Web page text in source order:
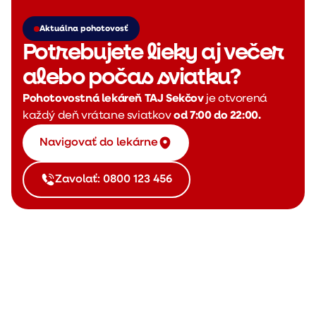
Aktuálna pohotovosť
Potrebujete lieky aj večer
alebo počas sviatku?
Pohotovostná lekáreň TAJ Sekčovje otvorená
každý deň vrátane sviatkovod 7:00 do 22:00.
Navigovať do lekárne
Zavolať: 0800 123 456